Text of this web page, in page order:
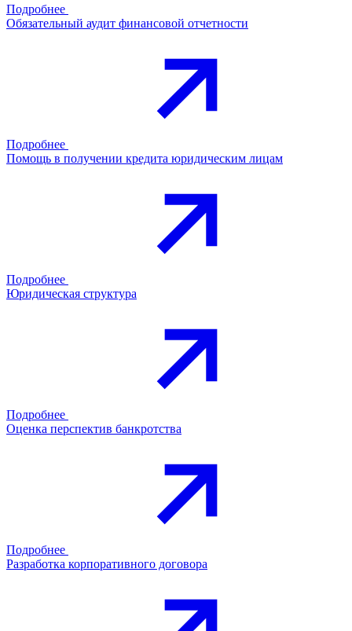
Подробнее
Обязательный аудит финансовой отчетности
Подробнее
Помощь в получении кредита юридическим лицам
Подробнее
Юридическая структура
Подробнее
Оценка перспектив банкротства
Подробнее
Разработка корпоративного договора